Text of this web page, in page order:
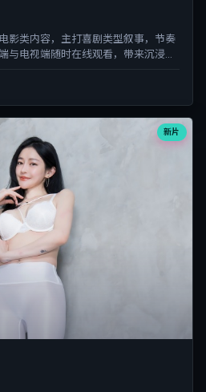
影类内容，主打喜剧类型叙事，节奏
与电视端随时在线观看，带来沉浸式
新片